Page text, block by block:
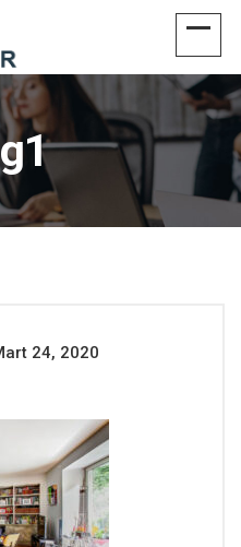
24, 2020